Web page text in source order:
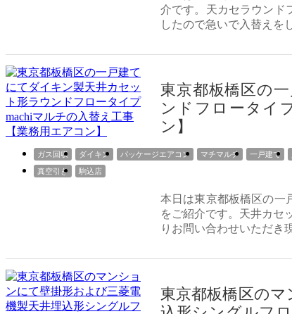
介です。天カセラウンド
したので急いで入替えを
東京都板橋区の
ンドフロータイ
ン】
ガス回収 ダイキン パッケージエアコン マチマルチ 一戸建て
真空引き
駒込店
本日は東京都板橋区の一
をご紹介です。天井カセ
りお問い合わせいただき
東京都板橋区の